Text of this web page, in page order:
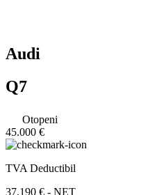
Audi
Q7
Otopeni
45.000 €
TVA Deductibil
37.190 € - NET